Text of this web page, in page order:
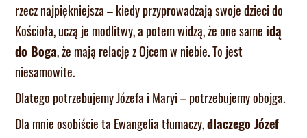
rzecz najpiękniejsza – kiedy przyprowadzają swoje dzieci do
Kościoła, uczą je modlitwy, a potem widzą, że one same idą
do Boga, że mają relację z Ojcem w niebie. To jest
niesamowite.
Dlatego potrzebujemy Józefa i Maryi – potrzebujemy obojga.
Dla mnie osobiście ta Ewangelia tłumaczy,dlaczego Józef